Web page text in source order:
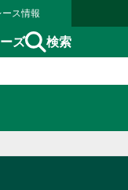
ース情報
ズ 検索